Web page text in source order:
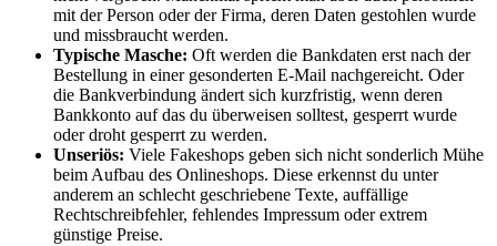
mit der Person oder der Firma, deren Daten gestohlen wurde
und missbraucht werden.
Typische Masche: Oft werden die Bankdaten erst nach der
Bestellung in einer gesonderten E-Mail nachgereicht. Oder
die Bankverbindung ändert sich kurzfristig, wenn deren
Bankkonto auf das du überweisen solltest, gesperrt wurde
oder droht gesperrt zu werden.
Unseriös: Viele Fakeshops geben sich nicht sonderlich Mühe
beim Aufbau des Onlineshops. Diese erkennst du unter
anderem an schlecht geschriebene Texte, auffällige
Rechtschreibfehler, fehlendes Impressum oder extrem
günstige Preise.